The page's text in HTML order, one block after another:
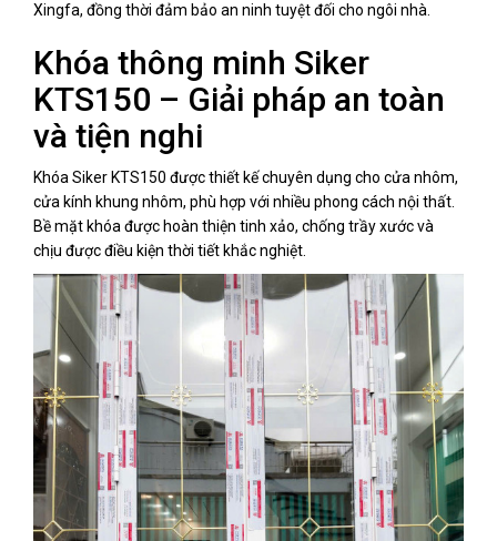
Xingfa, đồng thời đảm bảo an ninh tuyệt đối cho ngôi nhà.
Khóa thông minh Siker
KTS150 – Giải pháp an toàn
và tiện nghi
Khóa Siker KTS150 được thiết kế chuyên dụng cho cửa nhôm,
cửa kính khung nhôm, phù hợp với nhiều phong cách nội thất.
Bề mặt khóa được hoàn thiện tinh xảo, chống trầy xước và
chịu được điều kiện thời tiết khắc nghiệt.